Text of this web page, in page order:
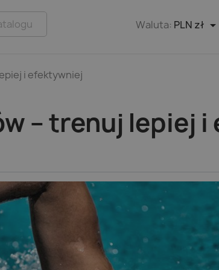
Waluta: PLN zł 
i efektywniej
– trenuj lepiej